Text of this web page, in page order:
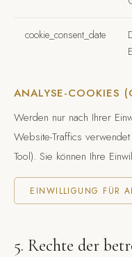
cookie_consent_date
ANALYSE-COOKIES
Werden nur nach Ihrer
Website-Traffics
Tool). Sie können Ihre
EINWILLIGUNG FÜR
5. Rechte der